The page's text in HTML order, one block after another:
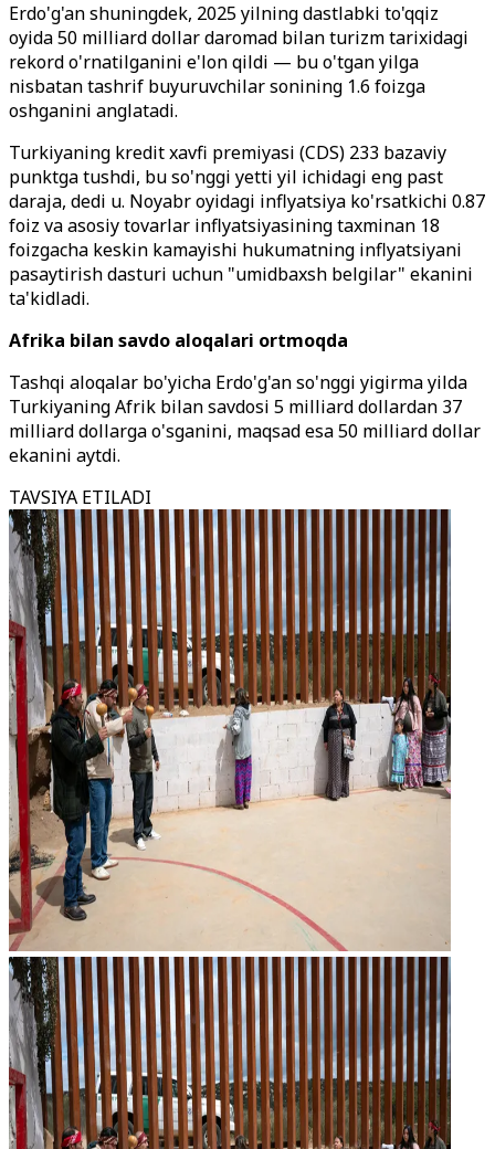
Erdo'g'an shuningdek, 2025 yilning dastlabki to'qqiz
oyida 50 milliard dollar daromad bilan turizm tarixidagi
rekord o'rnatilganini e'lon qildi — bu o'tgan yilga
nisbatan tashrif buyuruvchilar sonining 1.6 foizga
oshganini anglatadi.
Turkiyaning kredit xavfi premiyasi (CDS) 233 bazaviy
punktga tushdi, bu so'nggi yetti yil ichidagi eng past
daraja, dedi u. Noyabr oyidagi inflyatsiya ko'rsatkichi 0.87
foiz va asosiy tovarlar inflyatsiyasining taxminan 18
foizgacha keskin kamayishi hukumatning inflyatsiyani
pasaytirish dasturi uchun "umidbaxsh belgilar" ekanini
ta'kidladi.
Afrika bilan savdo aloqalari ortmoqda
Tashqi aloqalar bo'yicha Erdo'g'an so'nggi yigirma yilda
Turkiyaning Afrik bilan savdosi 5 milliard dollardan 37
milliard dollarga o'sganini, maqsad esa 50 milliard dollar
ekanini aytdi.
TAVSIYA ETILADI